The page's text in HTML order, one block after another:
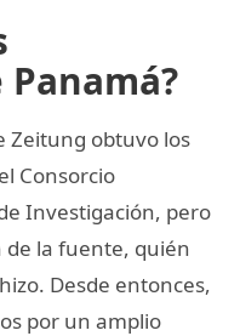
Zeitung obtuvo los
Consorcio
Investigación, pero
de la fuente, quién
Desde entonces,
por un amplio